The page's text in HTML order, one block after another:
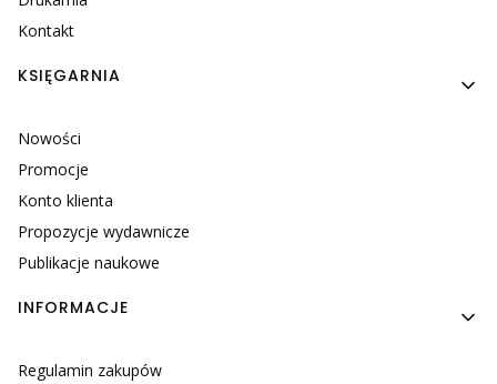
Kontakt
KSIĘGARNIA
Nowości
Promocje
Konto klienta
Propozycje wydawnicze
Publikacje naukowe
INFORMACJE
Regulamin zakupów